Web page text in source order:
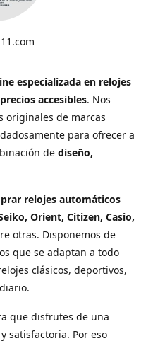
especializada en relojes
accesibles. Nos
originales de marcas
para ofrecer a
de diseño,
relojes automáticos
Orient, Citizen, Casio,
otras. Disponemos de
que se adaptan a todo
clásicos, deportivos,
que disfrutes de una
satisfactoria. Por eso